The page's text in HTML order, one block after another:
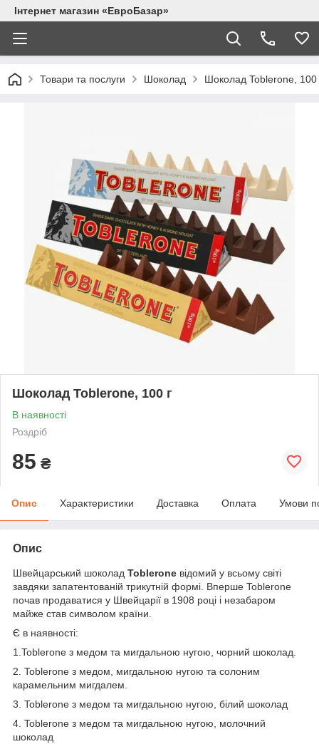
Інтернет магазин «ЕвроБазар»
Товари та послуги Шоколад Шоколад Toblerone, 100
Шоколад Toblerone, 100 г
В наявності
Роздріб
85 ₴
Опис Характеристики Доставка Оплата Умови
Опис
Швейцарський шоколад Toblerone відомий у всьому світі
завдяки запатентованій трикутній формі. Вперше Toblerone
почав продаватися у Швейцарії в 1908 році і незабаром
майже став символом країни.
Є в наявності:
1.Toblerone з медом та мигдальною нугою, чорний шоколад.
2. Toblerone з медом, мигдальною нугою та солоним
карамельним мигдалем.
3. Toblerone з медом та мигдальною нугою, білий шоколад
4. Toblerone з медом та мигдальною нугою, молочний
шоколад